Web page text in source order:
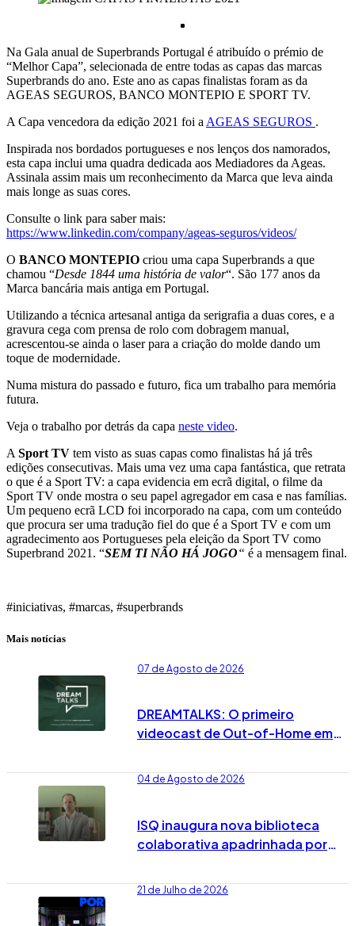
Na Gala anual de Superbrands Portugal é atribuído o prémio de
“Melhor Capa”, selecionada de entre todas as capas das marcas
Superbrands do ano. Este ano as capas finalistas foram as da
AGEAS SEGUROS, BANCO MONTEPIO E SPORT TV.
A Capa vencedora da edição 2021 foi a AGEAS SEGUROS .
Inspirada nos bordados portugueses e nos lenços dos namorados,
esta capa inclui uma quadra dedicada aos Mediadores da Ageas.
Assinala assim mais um reconhecimento da Marca que leva ainda
mais longe as suas cores.
Consulte o link para saber mais:
https://www.linkedin.com/company/ageas-seguros/videos/
O BANCO MONTEPIO criou uma capa Superbrands a que
chamou “Desde 1844 uma história de valor“. São 177 anos da
Marca bancária mais antiga em Portugal.
Utilizando a técnica artesanal antiga da serigrafia a duas cores, e a
gravura cega com prensa de rolo com dobragem manual,
acrescentou-se ainda o laser para a criação do molde dando um
toque de modernidade.
Numa mistura do passado e futuro, fica um trabalho para memória
futura.
Veja o trabalho por detrás da capa neste video.
A Sport TV tem visto as suas capas como finalistas há já três
edições consecutivas. Mais uma vez uma capa fantástica, que retrata
o que é a Sport TV: a capa evidencia em ecrã digital, o filme da
Sport TV onde mostra o seu papel agregador em casa e nas famílias.
Um pequeno ecrã LCD foi incorporado na capa, com um conteúdo
que procura ser uma tradução fiel do que é a Sport TV e com um
agradecimento aos Portugueses pela eleição da Sport TV como
Superbrand 2021. “SEM TI NÃO HÁ JOGO“ é a mensagem final.
#iniciativas, #marcas, #superbrands
Mais notícias
07 de Agosto de 2026
DREAMTALKS: O primeiro
videocast de Out-of-Home em
04 de Agosto de 2026
ISQ inaugura nova biblioteca
colaborativa apadrinhada por
21 de Julho de 2026